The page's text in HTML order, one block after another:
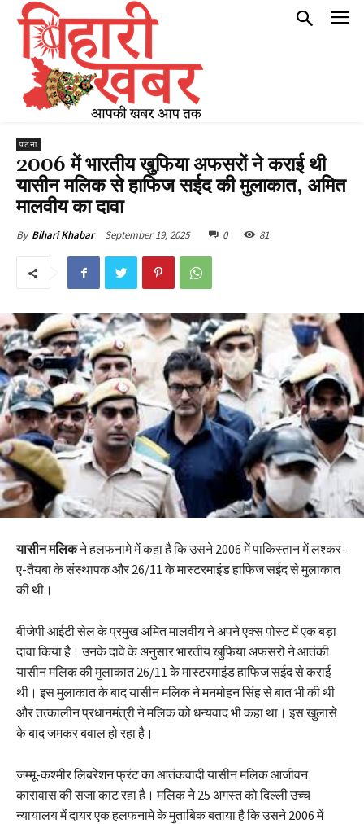
पटना
2006 में भारतीय खुफिया अफसरों ने कराई थी
यासीन मलिक से हाफिज सईद की मुलाकात, अमित
मालवीय का दावा
By Bihari Khabar September 19, 2025 0 81
यासीन मलिकने हलफनामे में कहा है कि उसने 2006 में पाकिस्तान में लश्कर-
ए-तैयबा के संस्थापक और 26/11 के मास्टरमाइंड हाफिज सईद से मुलाकात
की थी।
बीजेपी आईटी सेल के प्रमुख अमित मालवीय ने अपने एक्स पोस्ट में एक बड़ा
दावा किया है। उनके दावे के अनुसार भारतीय खुफिया अफसरों ने आतंकी
यासीन मलिक की मुलाकात 26/11 के मास्टरमाइंड हाफिज सईद से कराई
थी। इस मुलाकात के बाद यासीन मलिक ने मनमोहन सिंह से बात भी की थी
और तत्कालीन प्रधानमंत्री ने मलिक को धन्यवाद भी कहा था। इस खुलासे
के बाद जमकर बवाल हो रहा है।
जम्मू-कश्मीर लिबरेशन फ्रंट का आतंकवादी यासीन मलिक आजीवन
कारावास की सजा काट रहा है। मलिक ने 25 अगस्त को दिल्ली उच्च
न्यायालय में दायर एक हलफनामे के मुताबिक बताया है कि उसने 2006 में